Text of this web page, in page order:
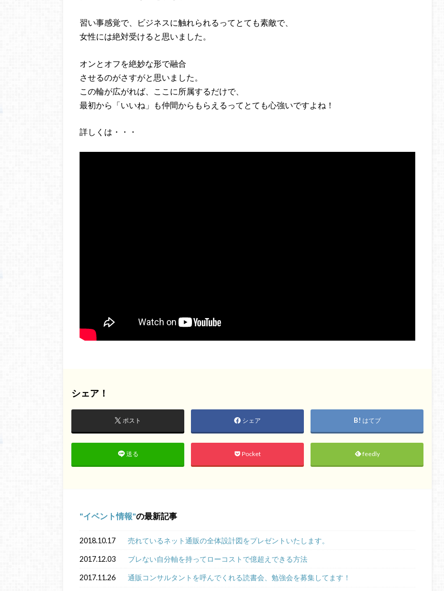
習い事感覚で、ビジネスに触れられるってとても素敵で、
女性には絶対受けると思いました。
オンとオフを絶妙な形で融合
させるのがさすがと思いました。
この輪が広がれば、ここに所属するだけで、
最初から「いいね」も仲間からもらえるってとても心強いですよね！
詳しくは・・・
シェア！
ポスト シェア はてブ
送る Pocket feedly
イベント情報 の最新記事
2018.10.17 売れているネット通販の全体設計図をプレゼントいたします。
2017.12.03 ブレない自分軸を持ってローコストで億超えできる方法
2017.11.26 通販コンサルタントを呼んでくれる読書会、勉強会を募集してます！